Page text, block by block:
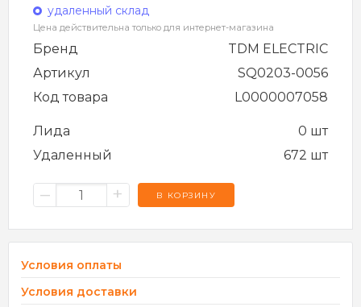
удаленный склад
Цена действительна только для интернет-магазина
Бренд
TDM ELECTRIC
Артикул
SQ0203-0056
Код товара
L0000007058
Лида
0 шт
Удаленный
672 шт
– + В КОРЗИНУ
Условия оплаты
Условия доставки